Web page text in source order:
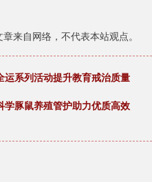
来自网络，不代表本站观点。
系列活动提升教育戒治质量
豚鼠养殖管护助力优质高效